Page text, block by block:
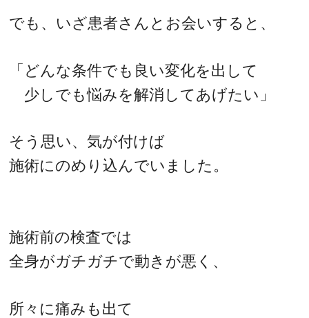
でも、いざ患者さんとお会いすると、
「どんな条件でも良い変化を出して
少しでも悩みを解消してあげたい」
そう思い、気が付けば
施術にのめり込んでいました。
施術前の検査では
全身がガチガチで動きが悪く、
所々に痛みも出て